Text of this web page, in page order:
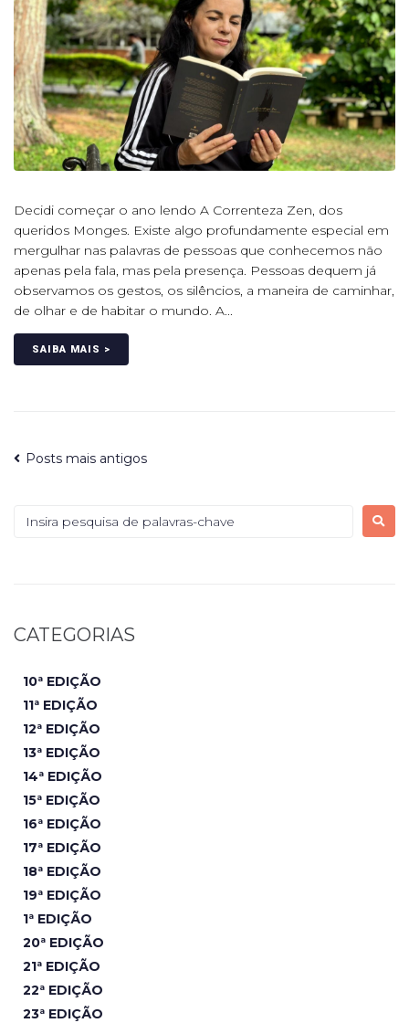
Decidi começar o ano lendo A Correnteza Zen, dos
queridos Monges. Existe algo profundamente especial em
mergulhar nas palavras de pessoas que conhecemos não
apenas pela fala, mas pela presença. Pessoas dequem já
observamos os gestos, os silêncios, a maneira de caminhar,
de olhar e de habitar o mundo. A...
SAIBA MAIS >
Posts mais antigos
CATEGORIAS
10ª EDIÇÃO
11ª EDIÇÃO
12ª EDIÇÃO
13ª EDIÇÃO
14ª EDIÇÃO
15ª EDIÇÃO
16ª EDIÇÃO
17ª EDIÇÃO
18ª EDIÇÃO
19ª EDIÇÃO
1ª EDIÇÃO
20ª EDIÇÃO
21ª EDIÇÃO
22ª EDIÇÃO
23ª EDIÇÃO